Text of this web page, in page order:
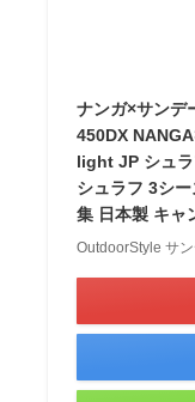
ナンガ×サンデ
450DX
light JP シュ
シュラフ 3シ
集 日本製 キャ
OutdoorStyle サ